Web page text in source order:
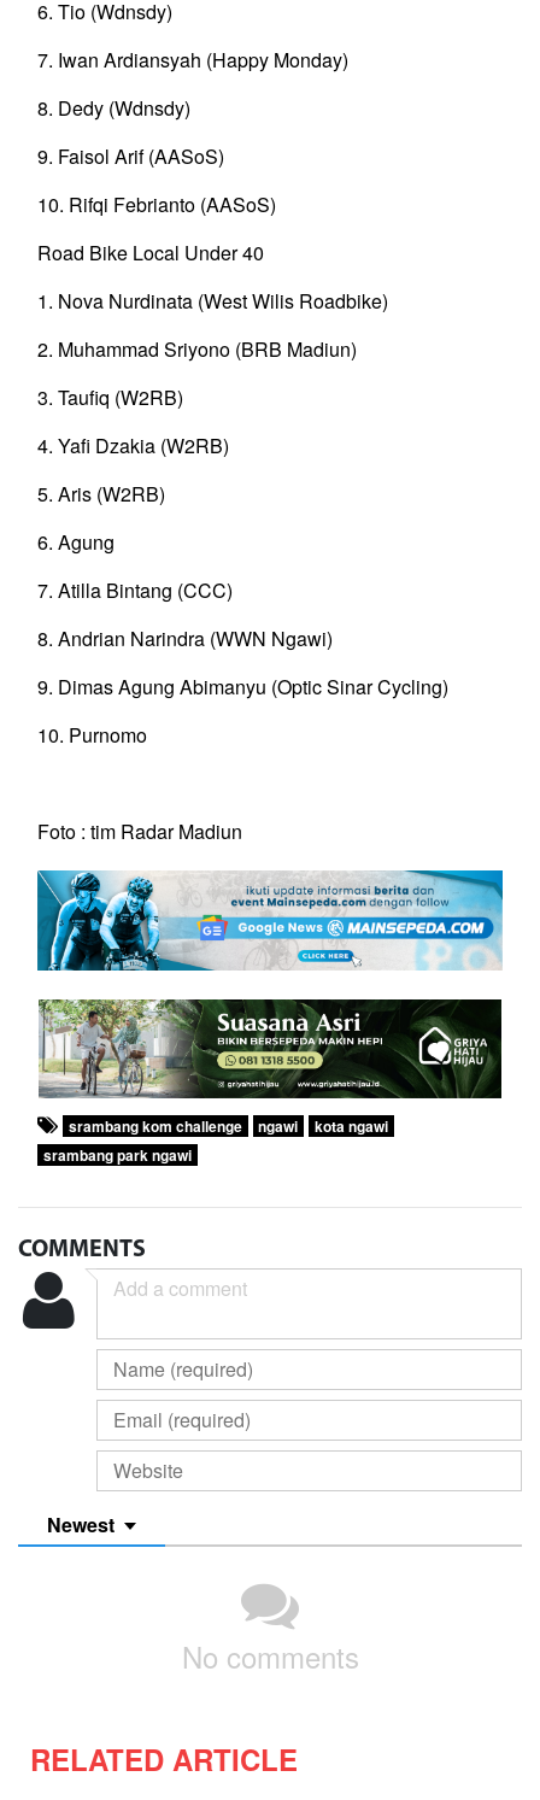
6. Tio (Wdnsdy)
7. Iwan Ardiansyah (Happy Monday)
8. Dedy (Wdnsdy)
9. Faisol Arif (AASoS)
10. Rifqi Febrianto (AASoS)
Road Bike Local Under 40
1. Nova Nurdinata (West Wilis Roadbike)
2. Muhammad Sriyono (BRB Madiun)
3. Taufiq (W2RB)
4. Yafi Dzakia (W2RB)
5. Aris (W2RB)
6. Agung
7. Atilla Bintang (CCC)
8. Andrian Narindra (WWN Ngawi)
9. Dimas Agung Abimanyu (Optic Sinar Cycling)
10. Purnomo
Foto : tim Radar Madiun
srambang kom challenge ngawi
kota ngawi
srambang park ngawi
COMMENTS
Newest
No comments
RELATED ARTICLE